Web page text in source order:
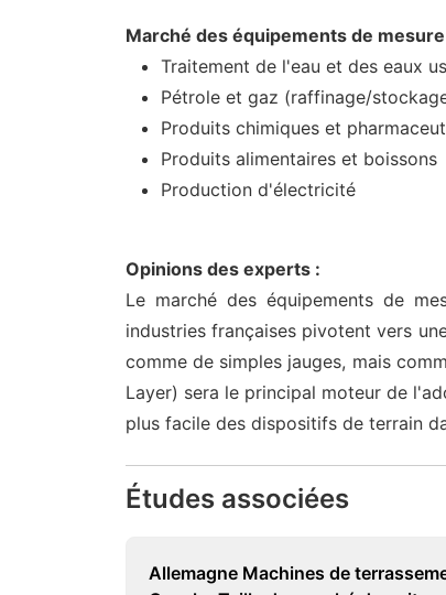
Marché des équipements de
Traitement de l'eau et des eaux
Pétrole et gaz (raffinage/
Produits chimiques et
Produits alimentaires et boissons
Production d'électricité
Opinions des experts :
Le marché des équipements de
industries françaises pivotent vers
comme de simples jauges, mais
Layer) sera le principal moteur de
plus facile des dispositifs de terrain
Études associées
Allemagne Machines de